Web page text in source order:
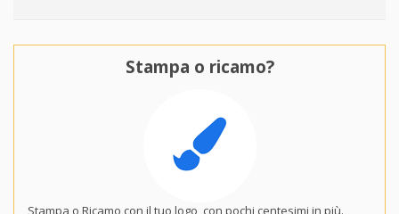
Stampa o ricamo?
Stampa o Ricamo con il tuo logo, con pochi centesimi in più.